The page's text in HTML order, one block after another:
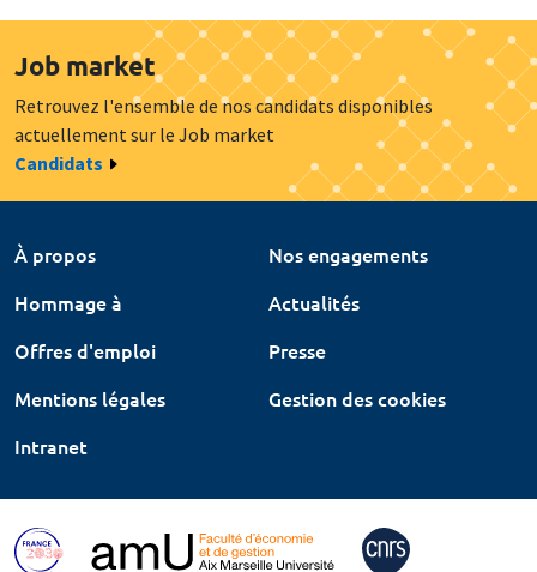
Job market
Retrouvez l'ensemble de nos candidats disponibles
actuellement sur le Job market
Candidats
À propos
Nos engagements
Hommage à
Actualités
Offres d'emploi
Presse
Mentions légales
Gestion des cookies
Intranet